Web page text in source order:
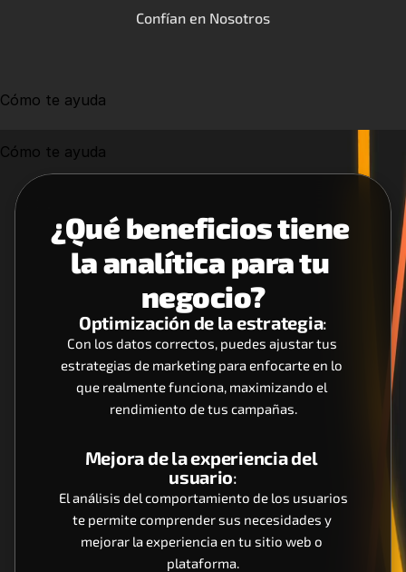
Confían en Nosotros
Cómo te ayuda
Cómo te ayuda
¿Qué beneficios tiene
la analítica para tu
negocio?
Optimización de la estrategia:
Con los datos correctos, puedes ajustar tus
estrategias de marketing para enfocarte en lo
que realmente funciona, maximizando el
rendimiento de tus campañas.
Mejora de la experiencia del
usuario:
El análisis del comportamiento de los usuarios
te permite comprender sus necesidades y
mejorar la experiencia en tu sitio web o
plataforma.